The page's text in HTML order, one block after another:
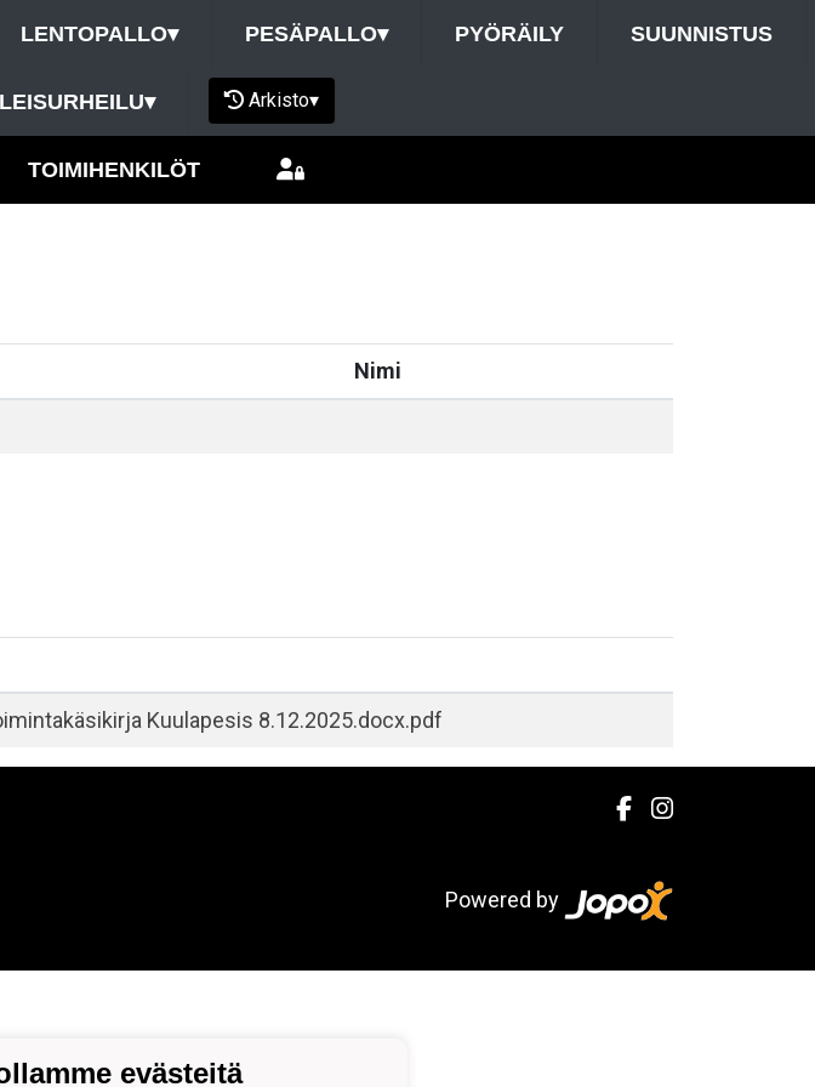
LENTOPALLO▾ PESÄPALLO▾ PYÖRÄILY SUUNNISTUS
▾ Arkisto▾
TOIMIHENKILÖT
Nimi
Kuulapesis 8.12.2025.docx.pdf
Powered by
evästeitä